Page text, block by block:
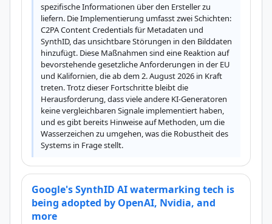
spezifische Informationen über den Ersteller zu
liefern. Die Implementierung umfasst zwei Schichten:
C2PA Content Credentials für Metadaten und
SynthID, das unsichtbare Störungen in den Bilddaten
hinzufügt. Diese Maßnahmen sind eine Reaktion auf
bevorstehende gesetzliche Anforderungen in der EU
und Kalifornien, die ab dem 2. August 2026 in Kraft
treten. Trotz dieser Fortschritte bleibt die
Herausforderung, dass viele andere KI-Generatoren
keine vergleichbaren Signale implementiert haben,
und es gibt bereits Hinweise auf Methoden, um die
Wasserzeichen zu umgehen, was die Robustheit des
Systems in Frage stellt.
Google's SynthID AI watermarking tech is
being adopted by OpenAI, Nvidia, and
more